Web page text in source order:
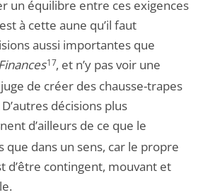
un équilibre entre ces exigences
à cette aune qu’il faut
aussi importantes que
17, et n’y pas voir une
de créer des chausse-trapes
décisions plus
d’ailleurs de ce que le
que dans un sens, car le propre
d’être contingent, mouvant et